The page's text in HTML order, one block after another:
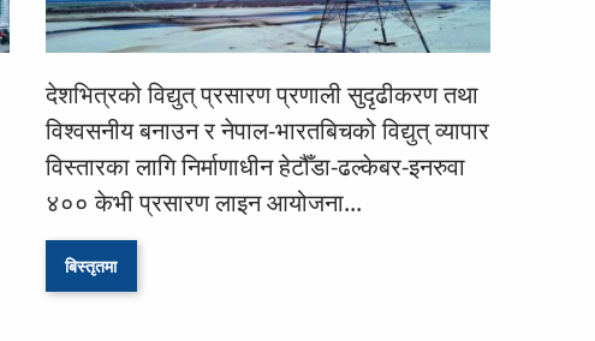
देशभित्रको विद्युत् प्रसारण प्रणाली सुदृढीकरण तथा
विश्वसनीय बनाउन र नेपाल-भारतबिचको विद्युत् व्यापार
विस्तारका लागि निर्माणाधीन हेटौँडा-ढल्केबर-इनरुवा
४०० केभी प्रसारण लाइन आयोजना...
बिस्तृतमा